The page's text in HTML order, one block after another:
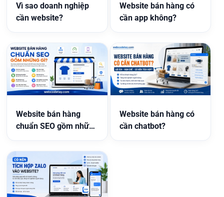
Vì sao doanh nghiệp
cần website?
Website bán hàng có
cần app không?
Website bán hàng
chuẩn SEO gồm những
Website bán hàng có
cần chatbot?